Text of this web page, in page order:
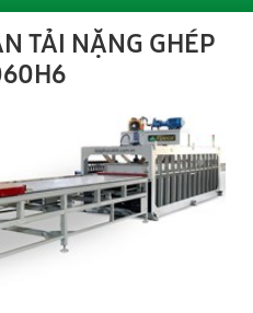
TẢI NẶNG GHÉP
CÁNH (bao gồm 2 băng tải con
T24S8F